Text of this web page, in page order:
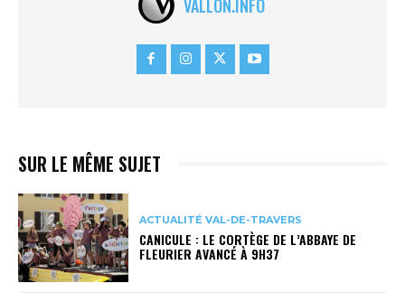
VALLON.INFO
SUR LE MÊME SUJET
ACTUALITÉ VAL-DE-TRAVERS
CANICULE : LE CORTÈGE DE L’ABBAYE DE
FLEURIER AVANCÉ À 9H37